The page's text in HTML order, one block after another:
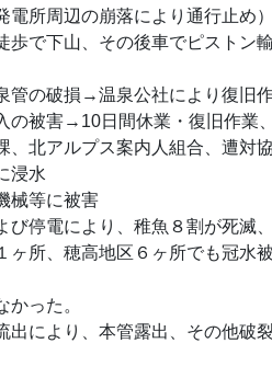
電所周辺の崩落により通行止め
で下山、その後車でピストン輸
管の破損→温泉公社により復旧
の被害→10日間休業・復旧作業
北アルプス案内人組合、遭対
浸水
械等に被害
び停電により、稚魚８割が死滅
ヶ所、穂高地区６ヶ所でも冠水被
かった。
出により、本管露出、その他破